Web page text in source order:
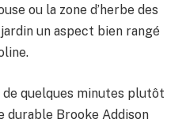
ou la zone d’herbe des
un aspect bien rangé
de quelques minutes plutôt
durable Brooke Addison